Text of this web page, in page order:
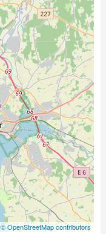
© OpenStreetMap contributors